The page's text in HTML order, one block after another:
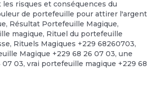
les risques et conséquences du
de portefeuille pour attirer l'argent
, Résultat Portefeuille Magique,
magique, Rituel du portefeuille
, Rituels Magiques +229 68260703,
Magique +229 68 26 07 03,une
07 03,vrai portefeuille magique +229 68